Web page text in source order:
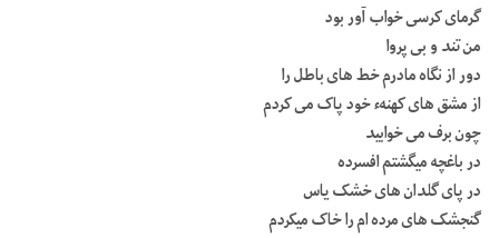
گرمای کرسی خواب آور بود
من تند و بی پروا
دور از نگاه مادرم خط های باطل را
از مشق های کهنهء خود پاک می کردم
چون برف می خوابید
در باغچه میگشتم افسرده
در پای گلدان های خشک یاس
گنجشک های مرده ام را خاک میکردم